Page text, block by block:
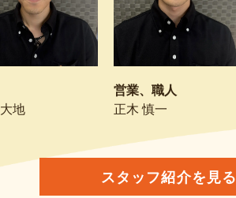
地
営業、職人
正木 慎一
スタッフ紹介を見る